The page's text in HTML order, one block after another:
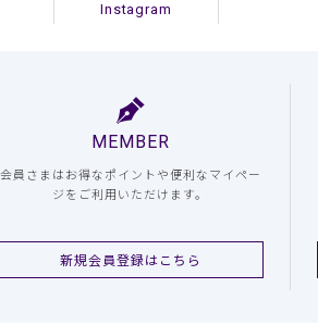
Instagram
MEMBER
会員さまはお得なポイントや便利なマイペー
ジをご利用いただけます。
新規会員登録はこちら